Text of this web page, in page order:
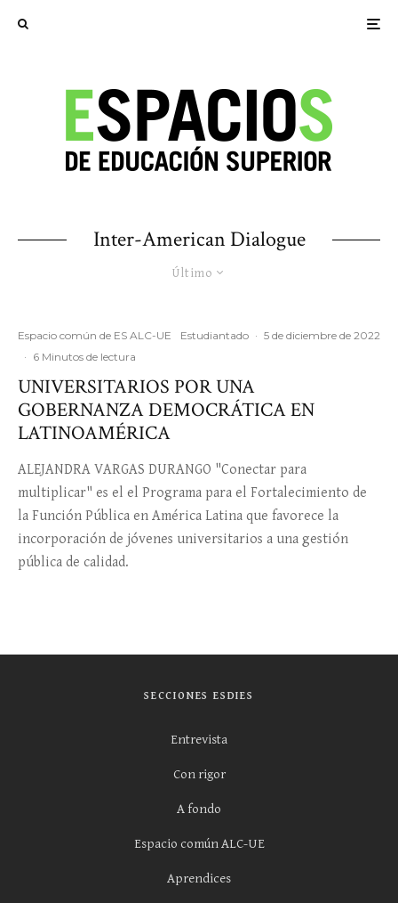
Inter-American Dialogue
Último
Espacio común de ES ALC-UE Estudiantado · 5 de diciembre de 2022
· 6 Minutos de lectura
UNIVERSITARIOS POR UNA
GOBERNANZA DEMOCRÁTICA EN
LATINOAMÉRICA
ALEJANDRA VARGAS DURANGO "Conectar para
multiplicar" es el el Programa para el Fortalecimiento de
la Función Pública en América Latina que favorece la
incorporación de jóvenes universitarios a una gestión
pública de calidad.
SECCIONES ESDIES
Entrevista
Con rigor
A fondo
Espacio común ALC-UE
Aprendices